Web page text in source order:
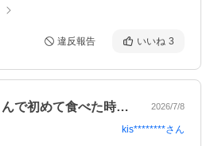
違反報告 いいね 3
以前行ったご飯屋さんで初めて食べた時に… 2026/7/8
kis********さん